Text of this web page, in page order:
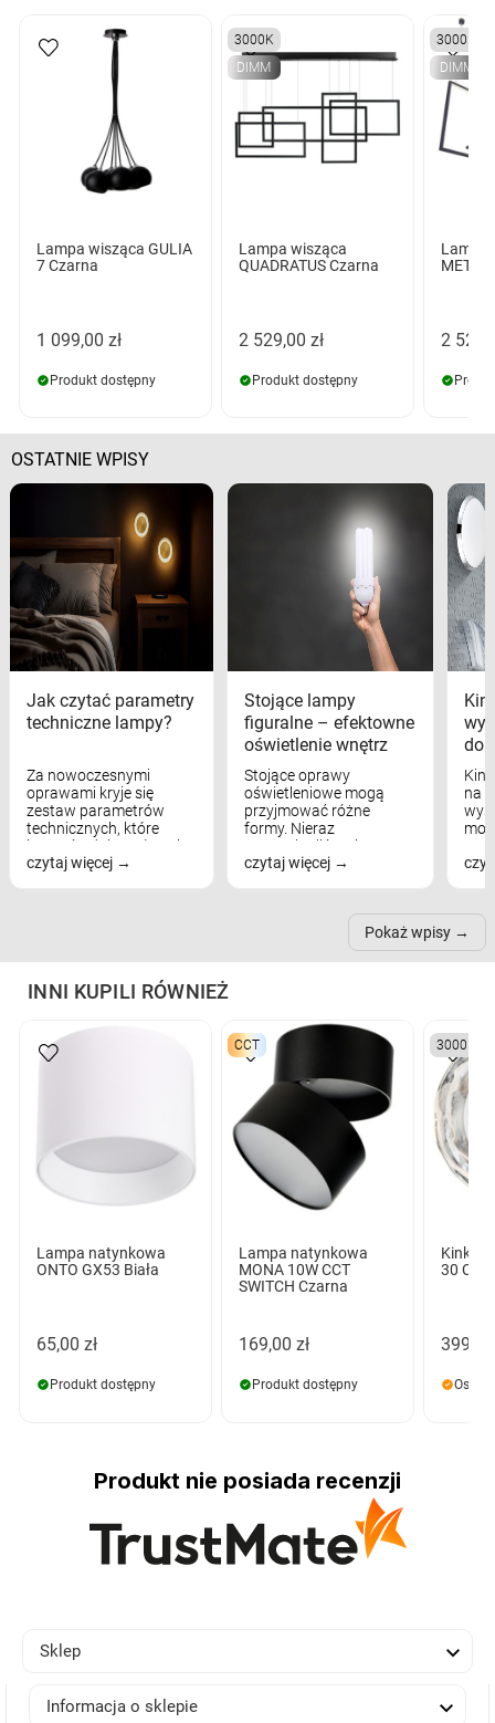
Lampa wisząca GULIA
7 Czarna
1 099,00 zł
Produkt dostępny
3000K
DIMM
Lampa wisząca
QUADRATUS Czarna
2 529,00 zł
Produkt dostępny
3000K
DIMM
Lampa
2
OSTATNIE WPISY
Jak czytać parametry
techniczne lampy?
Za nowoczesnymi
oprawami kryje się
zestaw parametrów
technicznych, które
bezpośrednio wpływają
na komfort widzenia,
czytaj więcej
Stojące lampy
figuralne – efektowne
oświetlenie wnętrz
Stojące oprawy
oświetleniowe mogą
przyjmować różne
formy. Nieraz
wspominaliśmy już
modele na łukowych
nich może przydać się w
czytaj więcej
na
Pokaż wpisy
INNI KUPILI RÓWNIEŻ
Lampa natynkowa
ONTO GX53 Biała
65,00 zł
Produkt dostępny
CCT
Lampa natynkowa
MONA 10W CCT
SWITCH Czarna
169,00 zł
Produkt dostępny
3000K
Kinkiet
30
399,00
Produkt nie posiada recenzji
Sklep 
Informacja o sklepie 